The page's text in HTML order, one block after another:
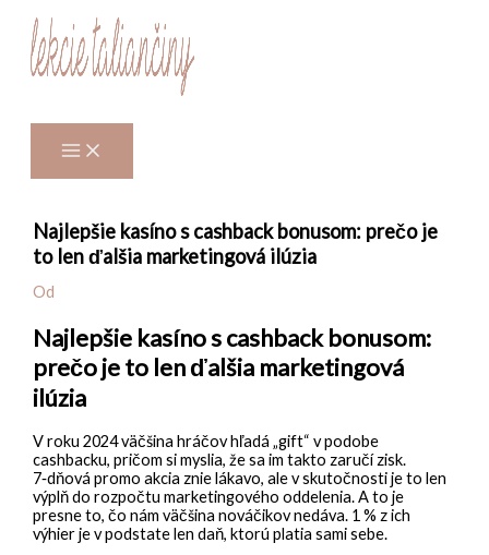
Preskočiť
obsah
Najlepšie kasíno s cashback bonusom: prečo je
to len ďalšia marketingová ilúzia
Od
Najlepšie kasíno s cashback bonusom:
prečo je to len ďalšia marketingová
ilúzia
V roku 2024 väčšina hráčov hľadá „gift“ v podobe
cashbacku, pričom si myslia, že sa im takto zaručí zisk.
7‑dňová promo akcia znie lákavo, ale v skutočnosti je to len
výplň do rozpočtu marketingového oddelenia. A to je
presne to, čo nám väčšina nováčikov nedáva. 1 % z ich
výhier je v podstate len daň, ktorú platia sami sebe.